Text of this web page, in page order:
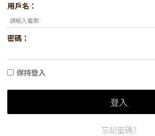
用戶名：
密碼：
保持登入
登入
忘記密碼?